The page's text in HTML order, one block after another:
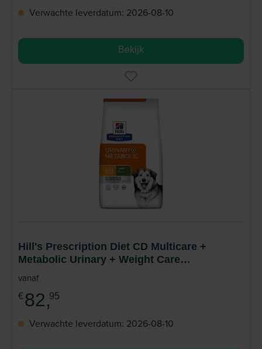
Verwachte leverdatum: 2026-08-10
Bekijk
Hill's Prescription Diet CD Multicare +
Metabolic Urinary + Weight Care
vanaf
€ 82,95
Verwachte leverdatum: 2026-08-10